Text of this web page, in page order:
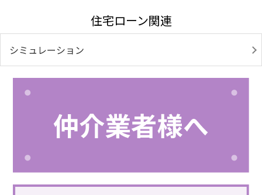
住宅ローン関連
シミュレーション